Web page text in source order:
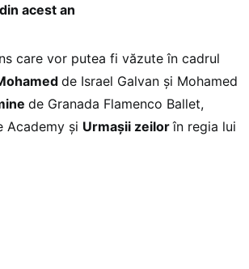
acest an
care vor putea fi văzute în cadrul
de Israel Galvan şi Mohamed
de Granada Flamenco Ballet,
Academy şi Urmaşii zeilorîn regia lui